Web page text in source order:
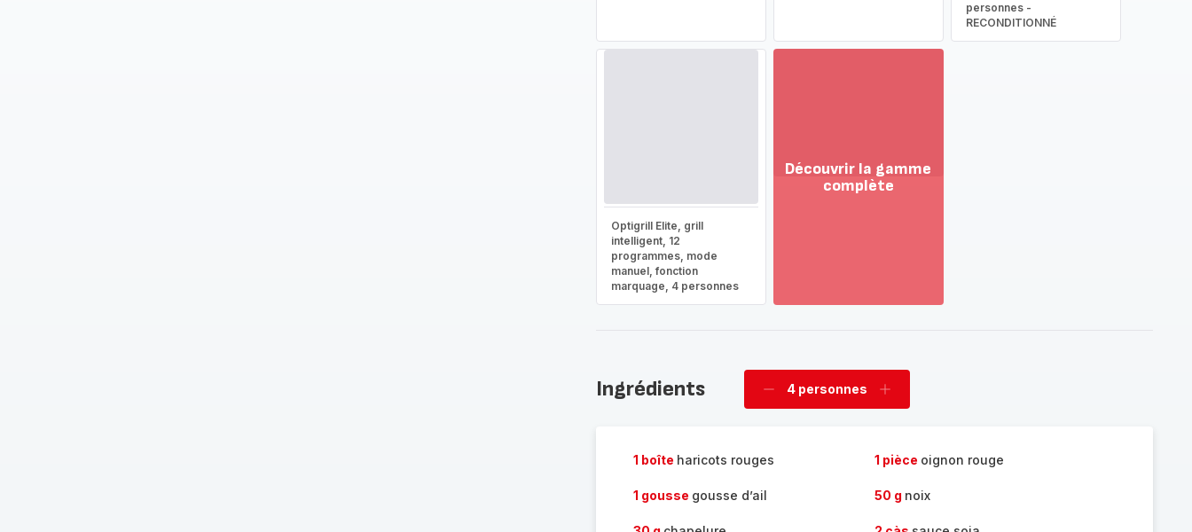
personnes -
RECONDITIONNÉ
Optigrill Elite, grill
intelligent, 12
programmes, mode
manuel, fonction
marquage, 4 personnes
Découvrir la gamme
complète
complète
Ingrédients
Supprimer
4 personnes
Ajouter
1 boîte haricots rouges 1 pièce oignon rouge
1 gousse gousse d’ail 50 g noix